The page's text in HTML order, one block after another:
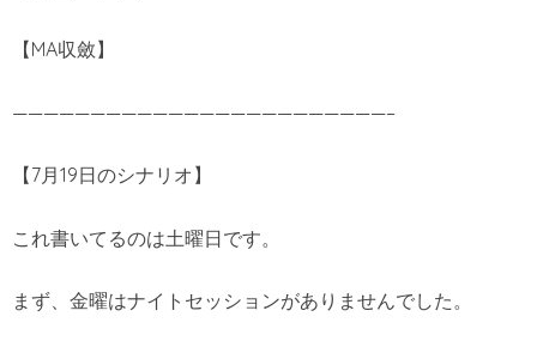
【MA収斂】
————————————————————————–
【7月19日のシナリオ】
これ書いてるのは土曜日です。
まず、金曜はナイトセッションがありませんでした。